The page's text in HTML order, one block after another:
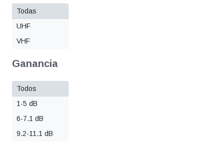
Todas
UHF
VHF
Ganancia
Todos
1-5 dB
6-7.1 dB
9.2-11.1 dB